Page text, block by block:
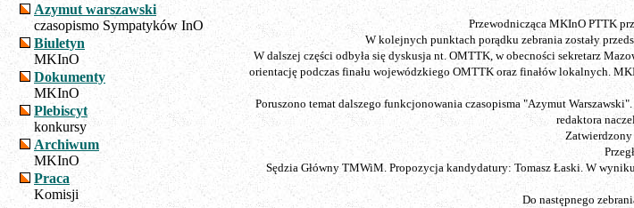
Azymut warszawski
czasopismo Sympatyków InO
Biuletyn
MKInO
Dokumenty
MKInO
Plebiscyt
konkursy
Archiwum
MKInO
Praca
Komisji
Przewodnicząca MKInO PTTK
W kolejnych punktach porądku zebrania zostały
W dalszej części odbyła się dyskusja nt. OMTTK, w obecności sekretarz
orientację podczas finału wojewódzkiego OMTTK oraz finałów lokalnych.
Poruszono temat dalszego funkcjonowania czasopisma "Azymut
redaktora
Zatwierdzony
Sędzia Główny TMWiM. Propozycja kandydatury: Tomasz Łaski. W
Do następnego